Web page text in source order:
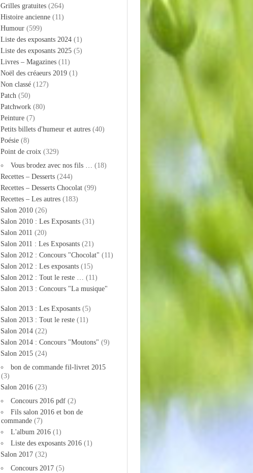
Grilles gratuites (264)
Histoire ancienne (11)
Humour (599)
Liste des exposants 2024 (1)
Liste des exposants 2025 (5)
Livres – Magazines (11)
Noël des créaeurs 2019 (1)
Non classé (127)
Patch (50)
Patchwork (80)
Peinture (7)
Petits billets d'humeur et autres (40)
Poésie (8)
Point de croix (329)
Vous brodez avec nos fils …
(18)
Recettes – Desserts (244)
Recettes – Desserts Chocolat (99)
Recettes – Les autres (183)
Salon 2010 (26)
Salon 2010 : Les Exposants (31)
Salon 2011 (20)
Salon 2011 : Les Exposants (21)
Salon 2012 : Concours "Chocolat" (11)
Salon 2012 : Les exposants (15)
Salon 2012 : Tout le reste …
(11)
Salon 2013 : Concours "La musique"
Salon 2013 : Les Exposants (5)
Salon 2013 : Tout le reste (11)
Salon 2014 (22)
Salon 2014 : Concours "Moutons" (9)
Salon 2015 (24)
bon de commande fil-livret 2015
(3)
Salon 2016 (23)
Concours 2016 pdf (2)
Fils salon 2016 et bon de
commande (7)
L'album 2016 (1)
Liste des exposants 2016 (1)
Salon 2017 (32)
Concours 2017 (5)